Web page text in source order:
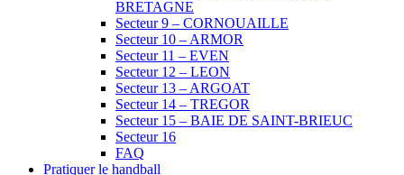
BRETAGNE
Secteur 9 – CORNOUAILLE
Secteur 10 – ARMOR
Secteur 11 – EVEN
Secteur 12 – LEON
Secteur 13 – ARGOAT
Secteur 14 – TREGOR
Secteur 15 – BAIE DE SAINT-BRIEUC
Secteur 16
FAQ
Pratiquer le handball